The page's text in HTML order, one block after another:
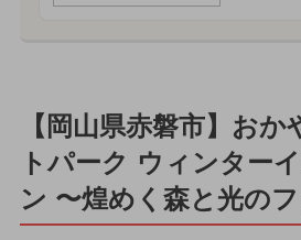
【岡山県赤磐市】お
トパーク ウィンター
ン 〜煌めく森と光の